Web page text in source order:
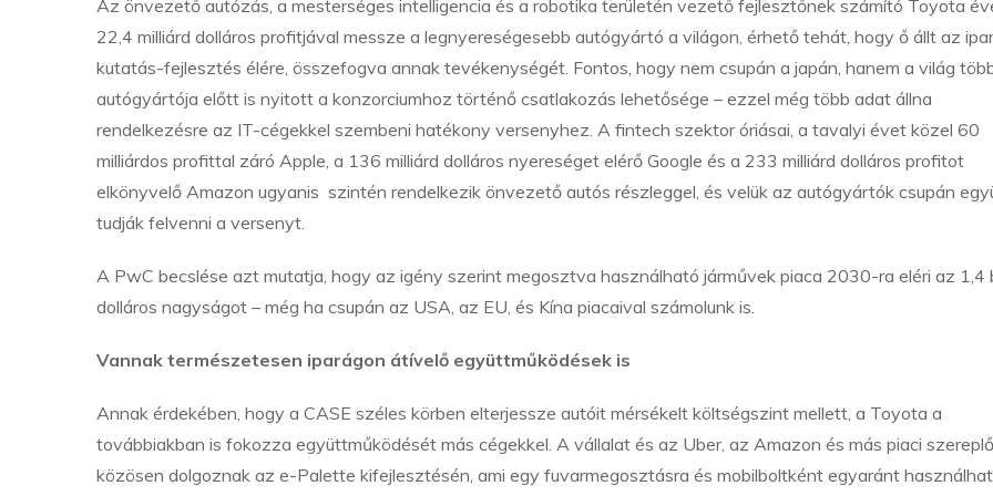
Az önvezető autózás, a mesterséges intelligencia és a robotika területén vezető fejlesztőnek számító Toyota
22,4 milliárd dolláros profitjával messze a legnyereségesebb autógyártó a világon, érhető tehát, hogy ő állt az
kutatás-fejlesztés élére, összefogva annak tevékenységét. Fontos, hogy nem csupán a japán, hanem a világ
autógyártója előtt is nyitott a konzorciumhoz történő csatlakozás lehetősége – ezzel még több adat állna
rendelkezésre az IT-cégekkel szembeni hatékony versenyhez. A fintech szektor óriásai, a tavalyi évet közel 60
milliárdos profittal záró Apple, a 136 milliárd dolláros nyereséget elérő Google és a 233 milliárd dolláros profitot
elkönyvelő Amazon ugyanis szintén rendelkezik önvezető autós részleggel, és velük az autógyártók csupán
tudják felvenni a versenyt.
A PwC becslése azt mutatja, hogy az igény szerint megosztva használható járművek piaca 2030-ra eléri az 1,4
dolláros nagyságot – még ha csupán az USA, az EU, és Kína piacaival számolunk is.
Vannak természetesen iparágon átívelő együttműködések is
Annak érdekében, hogy a CASE széles körben elterjessze autóit mérsékelt költségszint mellett, a Toyota a
továbbiakban is fokozza együttműködését más cégekkel. A vállalat és az Uber, az Amazon és más piaci
közösen dolgoznak az e-Palette kifejlesztésén, ami egy fuvarmegosztásra és mobilboltként egyaránt